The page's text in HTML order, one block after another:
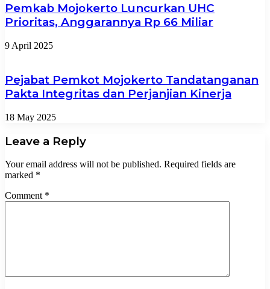
Pemkab Mojokerto Luncurkan UHC
Prioritas, Anggarannya Rp 66 Miliar
9 April 2025
Pejabat Pemkot Mojokerto Tandatanganan
Pakta Integritas dan Perjanjian Kinerja
18 May 2025
Leave a Reply
Your email address will not be published. Required fields are
marked *
Comment *